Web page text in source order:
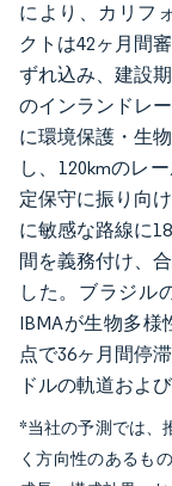
により、カリフ
クトは42ヶ月間
ずれ込み、建設
のインランドレ
に環境保護・生
し、120kmのレ
定保守に振り向
に敏感な路線に
間を義務付け、
した。ブラジル
IBMAが生物多様
点で36ヶ月間停
ドルの軌道およ
*当社の予測では、
く方向性のあるも